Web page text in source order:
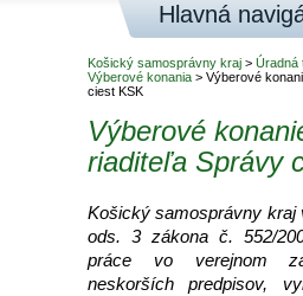
Hlavná
Košický samosprávny kraj > Úradná
Výberové konania > Výberové
ciest KSK
Výberové
riaditeľa Správy
Košický samosprávny kraj
ods. 3 zákona č. 552/
práce vo verejnom
neskorších predpisov,